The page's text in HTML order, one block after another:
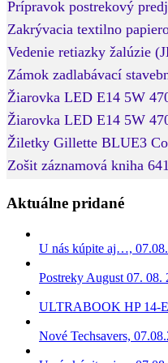
Prípravok postrekový
Zakrývacia textilno
Vedenie retiazky žalúzie
Zámok zadlabávací
Žiarovka LED E14 5W
Žiarovka LED E14 5W
Žiletky Gillette BLUE3
Zošit záznamová kniha
Aktuálne pridané
U nás kúpite aj…,
Postreky August 07. 08.
ULTRABOOK HP 14-
Nové Techsavers,